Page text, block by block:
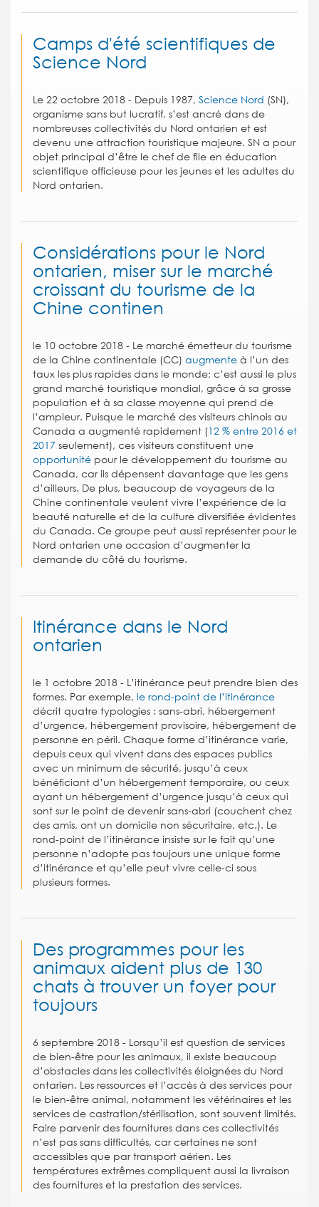
Camps d'été scientifiques de
Science Nord
Le 22 octobre 2018 - Depuis 1987, Science Nord (SN),
organisme sans but lucratif, s’est ancré dans de
nombreuses collectivités du Nord ontarien et est
devenu une attraction touristique majeure. SN a pour
objet principal d’être le chef de file en éducation
scientifique officieuse pour les jeunes et les adultes du
Nord ontarien.
Considérations pour le Nord
ontarien, miser sur le marché
croissant du tourisme de la
Chine continen
le 10 octobre 2018 - Le marché émetteur du tourisme
de la Chine continentale (CC) augmente à l’un des
taux les plus rapides dans le monde; c’est aussi le plus
grand marché touristique mondial, grâce à sa grosse
population et à sa classe moyenne qui prend de
l’ampleur. Puisque le marché des visiteurs chinois au
Canada a augmenté rapidement (12 % entre 2016 et
2017 seulement), ces visiteurs constituent une
opportunité pour le développement du tourisme au
Canada, car ils dépensent davantage que les gens
d’ailleurs. De plus, beaucoup de voyageurs de la
Chine continentale veulent vivre l’expérience de la
beauté naturelle et de la culture diversifiée évidentes
du Canada. Ce groupe peut aussi représenter pour le
Nord ontarien une occasion d’augmenter la
demande du côté du tourisme.
Itinérance dans le Nord
ontarien
le 1 octobre 2018 - L’itinérance peut prendre bien des
formes. Par exemple, le rond-point de l’itinérance
décrit quatre typologies : sans-abri, hébergement
d’urgence, hébergement provisoire, hébergement de
personne en péril. Chaque forme d’itinérance varie,
depuis ceux qui vivent dans des espaces publics
avec un minimum de sécurité, jusqu’à ceux
bénéficiant d’un hébergement temporaire, ou ceux
ayant un hébergement d’urgence jusqu’à ceux qui
sont sur le point de devenir sans-abri (couchent chez
des amis, ont un domicile non sécuritaire, etc.). Le
rond-point de l’itinérance insiste sur le fait qu’une
personne n’adopte pas toujours une unique forme
d’itinérance et qu’elle peut vivre celle-ci sous
plusieurs formes.
Des programmes pour les
animaux aident plus de 130
chats à trouver un foyer pour
toujours
6 septembre 2018 - Lorsqu’il est question de services
de bien-être pour les animaux, il existe beaucoup
d’obstacles dans les collectivités éloignées du Nord
ontarien. Les ressources et l’accès à des services pour
le bien-être animal, notamment les vétérinaires et les
services de castration/stérilisation, sont souvent limités.
Faire parvenir des fournitures dans ces collectivités
n’est pas sans difficultés, car certaines ne sont
accessibles que par transport aérien. Les
températures extrêmes compliquent aussi la livraison
des fournitures et la prestation des services.